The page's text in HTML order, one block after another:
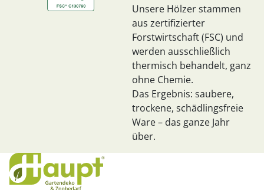
Unsere Hölzer stammen
aus zertifizierter
Forstwirtschaft (FSC) und
werden ausschließlich
thermisch behandelt, ganz
ohne Chemie.
Das Ergebnis: saubere,
trockene, schädlingsfreie
Ware – das ganze Jahr
über.